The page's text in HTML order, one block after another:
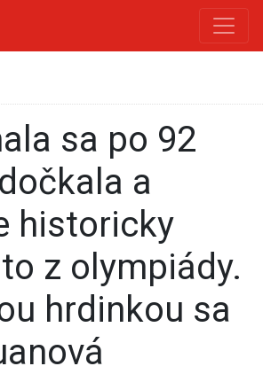
a
historicky
z olympiády.
hrdinkou sa